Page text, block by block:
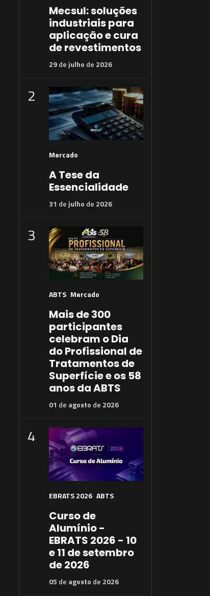
Mecsul: soluções
industriais para
aplicação e cura
de revestimentos
29de julho de 2026
2
Mercado
A Tese da
Essencialidade
31 de julho de 2026
3
ABTS Mercado
Mais de 300
participantes
celebram o Dia
do Profissional de
Tratamentos de
Superfície e os 58
anos da ABTS
01 de agosto de 2026
4
EBRATS 2026 ABTS
Curso de
Alumínio -
EBRATS 2026 - 10
e 11 de setembro
de 2026
05 de agosto de 2026